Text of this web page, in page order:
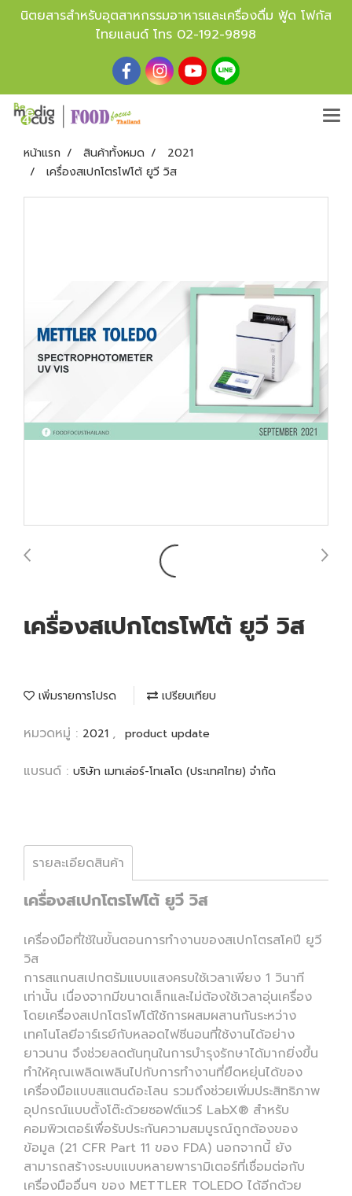
นิตยสารสำหรับอุตสาหกรรมอาหารและเครื่องดื่ม ฟู้ด โฟกัส
ไทยแลนด์ โทร 02-192-9898
หน้าแรก สินค้าทั้งหมด
2021
เครื่องสเปกโตรโฟโต้ ยูวี วิส
เครื่องสเปกโตรโฟโต้ ยูวี วิส
เพิ่มรายการโปรด เปรียบเทียบ
หมวดหมู่ : 2021 , product update
แบรนด์ : บริษัท เมทเล่อร์-โทเลโด (ประเทศไทย) จำกัด
รายละเอียดสินค้า
เครื่องสเปกโตรโฟโต้ ยูวี วิส
เครื่องมือที่ใช้ในขั้นตอนการทำงานของสเปกโตรสโคปี ยูวี
วิส
การสแกนสเปกตรัมแบบแสงครบใช้เวลาเพียง 1 วินาที
เท่านั้น เนื่องจากมีขนาดเล็กและไม่ต้องใช้เวลาอุ่นเครื่อง
โดยเครื่องสเปกโตรโฟโต้ใช้การผสมผสานกันระหว่าง
เทคโนโลยีอาร์เรย์กับหลอดไฟซีนอนที่ใช้งานได้อย่าง
ยาวนาน จึงช่วยลดต้นทุนในการบำรุงรักษาได้มากยิ่งขึ้น
ทำให้คุณเพลิดเพลินไปกับการทำงานที่ยืดหยุ่นได้ของ
เครื่องมือแบบสแตนด์อะโลน รวมถึงช่วยเพิ่มประสิทธิภาพ
อุปกรณ์แบบตั้งโต๊ะด้วยซอฟต์แวร์ LabX® สำหรับ
คอมพิวเตอร์เพื่อรับประกันความสมบูรณ์ถูกต้องของ
ข้อมูล (21 CFR Part 11 ของ FDA) นอกจากนี้ ยัง
สามารถสร้างระบบแบบหลายพารามิเตอร์ที่เชื่อมต่อกับ
เครื่องมืออื่นๆ ของ METTLER TOLEDO ได้อีกด้วย